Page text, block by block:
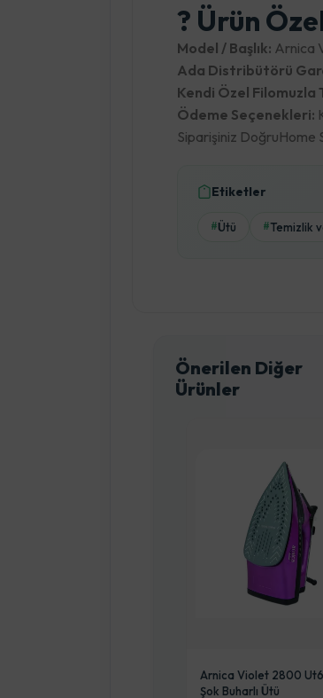
? Ürün
Model / Başlık: Arnica
Ada Distribütörü
Kendi Özel Filomuzla
Ödeme Seçenekleri:
Siparişiniz DoğruHome
Etiketler
#Ütü #Temizlik
Önerilen Diğer
Ürünler
Arnica Violet 2800
Şok Buharlı Ütü